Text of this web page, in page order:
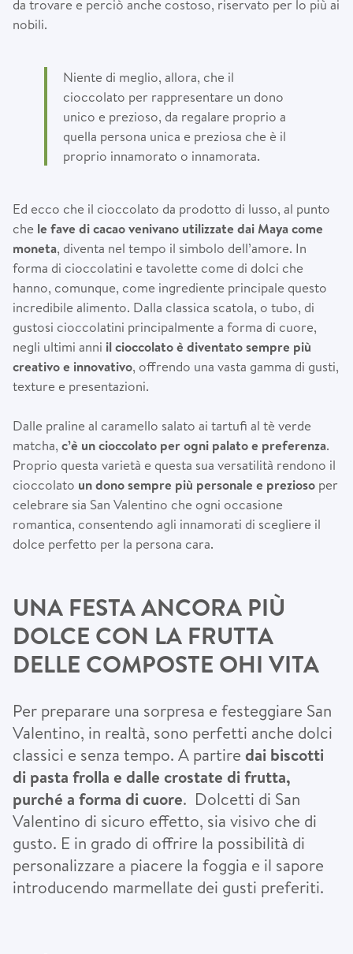
da trovare e perciò anche costoso, riservato per lo più ai
nobili.
Niente di meglio, allora, che il
cioccolato per rappresentare un dono
unico e prezioso, da regalare proprio a
quella persona unica e preziosa che è il
proprio innamorato o innamorata.
Ed ecco che il cioccolato da prodotto di lusso, al punto
che le fave di cacao venivano utilizzate dai Maya come
moneta, diventa nel tempo il simbolo dell’amore. In
forma di cioccolatini e tavolette come di dolci che
hanno, comunque, come ingrediente principale questo
incredibile alimento. Dalla classica scatola, o tubo, di
gustosi cioccolatini principalmente a forma di cuore,
negli ultimi anni il cioccolato è diventato sempre più
creativo e innovativo, offrendo una vasta gamma di gusti,
texture e presentazioni.
Dalle praline al caramello salato ai tartufi al tè verde
matcha, c’è un cioccolato per ogni palato e preferenza.
Proprio questa varietà e questa sua versatilità rendono il
cioccolato un dono sempre più personale e prezioso per
celebrare sia San Valentino che ogni occasione
romantica, consentendo agli innamorati di scegliere il
dolce perfetto per la persona cara.
UNA FESTA ANCORA PIÙ
DOLCE CON LA FRUTTA
DELLE COMPOSTE OHI VITA
Per preparare una sorpresa e festeggiare San
Valentino, in realtà, sono perfetti anche dolci
classici e senza tempo. A partire dai biscotti
di pasta frolla e dalle crostate di frutta,
purché a forma di cuore. Dolcetti di San
Valentino di sicuro effetto, sia visivo che di
gusto. E in grado di offrire la possibilità di
personalizzare a piacere la foggia e il sapore
introducendo marmellate dei gusti preferiti.